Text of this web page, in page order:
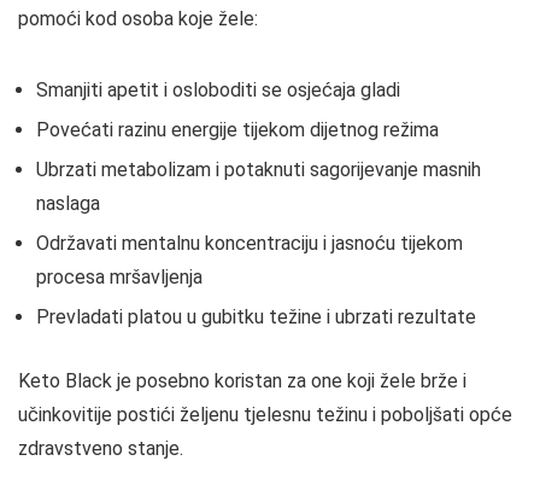
pomoći kod osoba koje žele:
Smanjiti apetit i osloboditi se osjećaja gladi
Povećati razinu energije tijekom dijetnog režima
Ubrzati metabolizam i potaknuti sagorijevanje masnih
naslaga
Održavati mentalnu koncentraciju i jasnoću tijekom
procesa mršavljenja
Prevladati platou u gubitku težine i ubrzati rezultate
Keto Black je posebno koristan za one koji žele brže i
učinkovitije postići željenu tjelesnu težinu i poboljšati opće
zdravstveno stanje.